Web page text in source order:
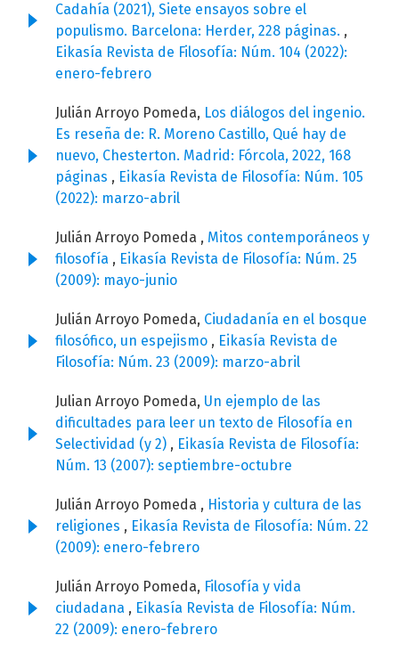
Cadahía (2021), Siete ensayos sobre el
populismo. Barcelona: Herder, 228 páginas. ,
Eikasía Revista de Filosofía: Núm. 104 (2022):
enero-febrero
Julián Arroyo Pomeda, Los diálogos del ingenio.
Es reseña de: R. Moreno Castillo, Qué hay de
nuevo, Chesterton. Madrid: Fórcola, 2022, 168
páginas , Eikasía Revista de Filosofía: Núm. 105
(2022): marzo-abril
Julián Arroyo Pomeda , Mitos contemporáneos y
filosofía , Eikasía Revista de Filosofía: Núm. 25
(2009): mayo-junio
Julián Arroyo Pomeda, Ciudadanía en el bosque
filosófico, un espejismo , Eikasía Revista de
Filosofía: Núm. 23 (2009): marzo-abril
Julian Arroyo Pomeda, Un ejemplo de las
dificultades para leer un texto de Filosofía en
Selectividad (y 2) , Eikasía Revista de Filosofía:
Núm. 13 (2007): septiembre-octubre
Julián Arroyo Pomeda , Historia y cultura de las
religiones , Eikasía Revista de Filosofía: Núm. 22
(2009): enero-febrero
Julián Arroyo Pomeda, Filosofía y vida
ciudadana , Eikasía Revista de Filosofía: Núm.
22 (2009): enero-febrero